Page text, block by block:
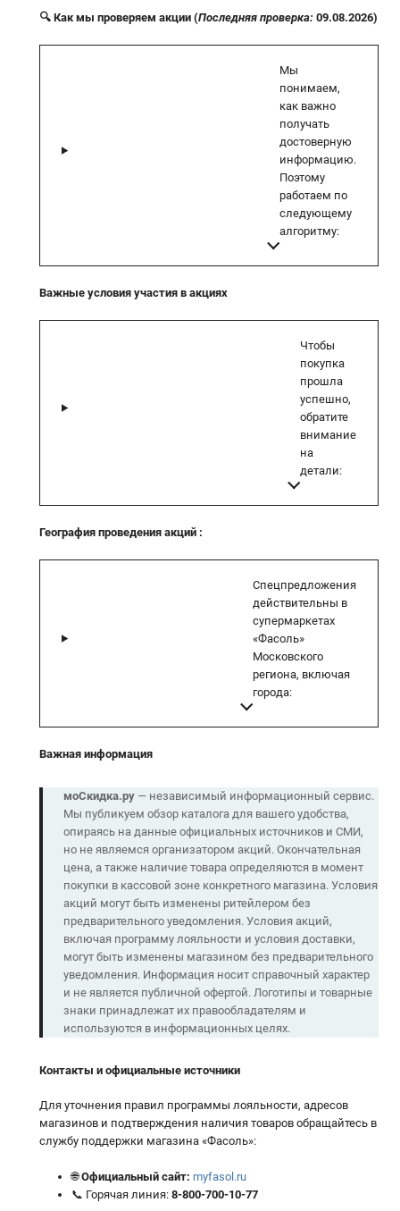
🔍 Как мы проверяем акции (Последняя проверка: 09.08.2026)
Мы
понимаем,
как важно
получать
достоверную
информацию.
Поэтому
работаем по
следующему
алгоритму:
Важные условия участия в акциях
Чтобы
покупка
прошла
успешно,
обратите
внимание
на
детали:
География проведения акций :
Спецпредложения
действительны в
супермаркетах
«Фасоль»
Московского
региона, включая
города:
Важная информация
моСкидка.ру— независимый информационный сервис.
Мы публикуем обзор каталога для вашего удобства,
опираясь на данные официальных источников и СМИ,
но не являемся организатором акций. Окончательная
цена, а также наличие товара определяются в момент
покупки в кассовой зоне конкретного магазина. Условия
акций могут быть изменены ритейлером без
предварительного уведомления. Условия акций,
включая программу лояльности и условия доставки,
могут быть изменены магазином без предварительного
уведомления. Информация носит справочный характер
и не является публичной офертой. Логотипы и товарные
знаки принадлежат их правообладателям и
используются в информационных целях.
Контакты и официальные источники
Для уточнения правил программы лояльности, адресов
магазинов и подтверждения наличия товаров обращайтесь в
службу поддержки магазина «Фасоль»:
🌐Официальный сайт: myfasol.ru
📞 Горячая линия: 8-800-700-10-77